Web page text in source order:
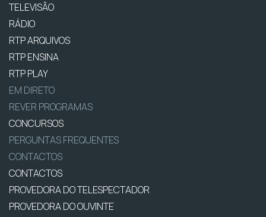
TELEVISÃO
RÁDIO
RTP ARQUIVOS
RTP ENSINA
RTP PLAY
EM DIRETO
REVER PROGRAMAS
CONCURSOS
PERGUNTAS FREQUENTES
CONTACTOS
CONTACTOS
PROVEDORA DO TELESPECTADOR
PROVEDORA DO OUVINTE